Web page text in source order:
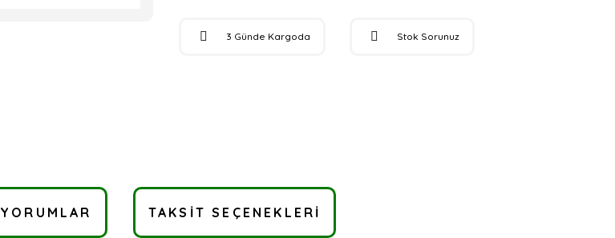
3 Günde Kargoda Stok Sorunuz
YORUMLAR TAKSIT SEÇENEKLERI